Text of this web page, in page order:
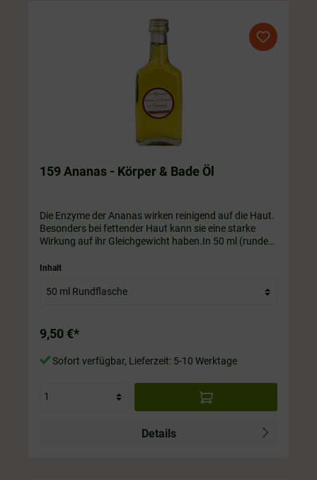
159 Ananas - Körper & Bade Öl
Die Enzyme der Ananas wirken reinigend auf die Haut.
Besonders bei fettender Haut kann sie eine starke
Wirkung auf ihr Gleichgewicht haben.In 50 ml (runde
Flasche. Die Flasche ist immer im Preis mit drin.
Inhalt
9,50 €*
Sofort verfügbar, Lieferzeit: 5-10 Werktage
Details